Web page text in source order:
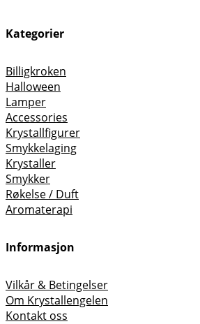
Kategorier
Billigkroken
Halloween
Lamper
Accessories
Krystallfigurer
Smykkelaging
Krystaller
Smykker
Røkelse / Duft
Aromaterapi
Informasjon
Vilkår & Betingelser
Om Krystallengelen
Kontakt oss